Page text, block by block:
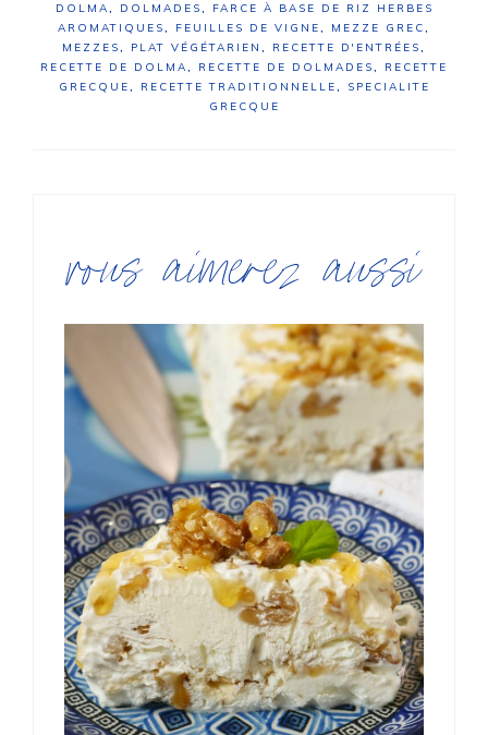
DOLMA, DOLMADES,
FARCE À BASE DE RIZ HERBES
AROMATIQUES, FEUILLES DE VIGNE, MEZZE GREC,
MEZZES, PLAT VÉGÉTARIEN , RECETTE D'ENTRÉES,
RECETTE DE DOLMA, RECETTE DE DOLMADES, RECETTE
GRECQUE, RECETTE TRADITIONNELLE,
SPECIALITE
GRECQUE
vous aimerez aussi